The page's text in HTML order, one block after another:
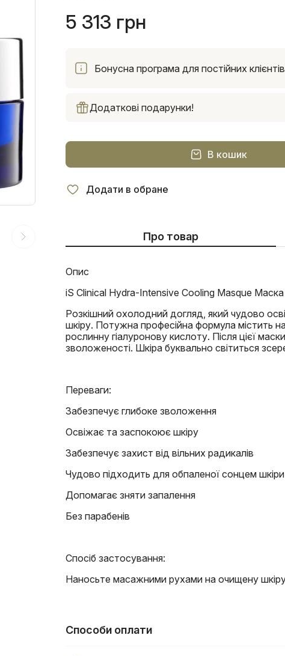
5 313 грн
Бонусна програма для постійних клієнтів
Додаткові подарунки!
В кошик
Додати в обране
Про товар
Опис
iS Clinical Hydra-Intensive Cooling Masque
Розкішний охолодний догляд, який чудово
шкіру. Потужна професійна формула містить
рослинну гіалуронову кислоту. Після цієї
зволоженості. Шкіра буквально світиться
Переваги:
Забезпечує глибоке зволоження
Освіжає та заспокоює шкіру
Забезпечує захист від вільних радикалів
Чудово підходить для обпаленої сонцем шкіри
Допомагає зняти запалення
Без парабенів
Спосіб застосування:
Наносьте масажними рухами на очищену
Способи оплати